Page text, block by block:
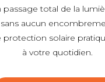
total de la
aucun
protection solaire
à votre quotidien.